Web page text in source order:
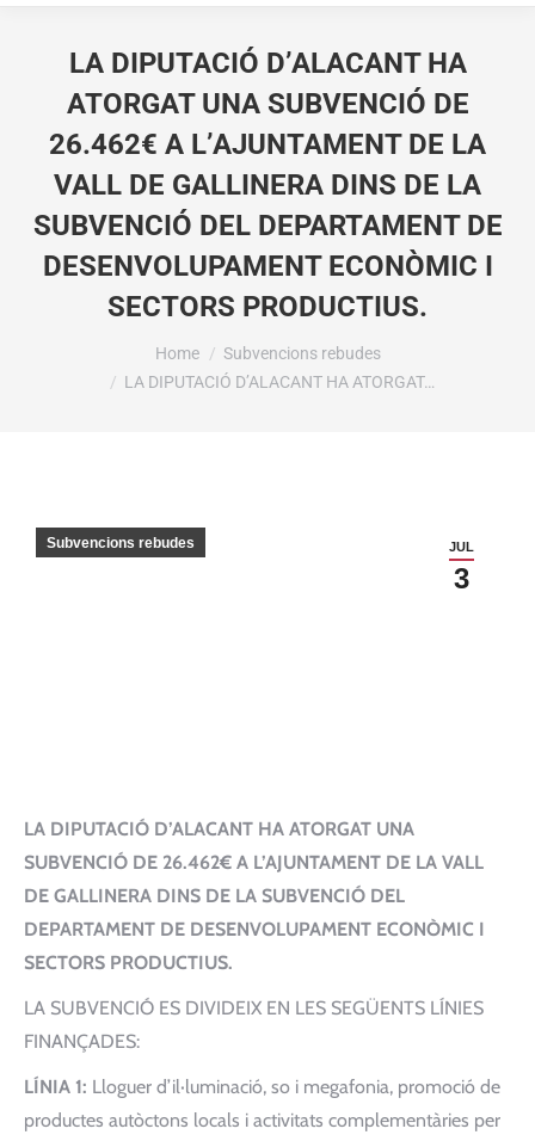
LA DIPUTACIÓ D’ALACANT HA
ATORGAT UNA SUBVENCIÓ DE
26.462€ A L’AJUNTAMENT DE LA
VALL DE GALLINERA DINS DE LA
SUBVENCIÓ DEL DEPARTAMENT DE
DESENVOLUPAMENT ECONÒMIC I
SECTORS PRODUCTIUS.
Home
Subvencions rebudes
LA DIPUTACIÓ D’ALACANT HA ATORGAT…
JUL
3
Subvencions rebudes
LA DIPUTACIÓ D’ALACANT HA ATORGAT UNA
SUBVENCIÓ DE 26.462€ A L’AJUNTAMENT DE LA VALL
DE GALLINERA DINS DE LA SUBVENCIÓ DEL
DEPARTAMENT DE DESENVOLUPAMENT ECONÒMIC I
SECTORS PRODUCTIUS.
LA SUBVENCIÓ ES DIVIDEIX EN LES SEGÜENTS LÍNIES
FINANÇADES:
LÍNIA 1: Lloguer d’il·luminació, so i megafonia, promoció de
productes autòctons locals i activitats complementàries per